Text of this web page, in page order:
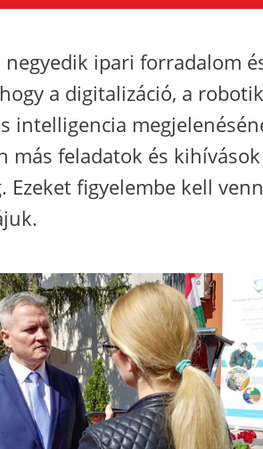
ipari forradalom
a digitalizáció, a
intelligencia
más feladatok és kihívások
Ezeket figyelembe kell